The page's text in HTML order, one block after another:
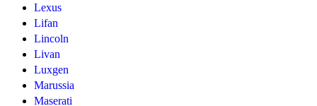
Lexus
Lifan
Lincoln
Livan
Luxgen
Marussia
Maserati